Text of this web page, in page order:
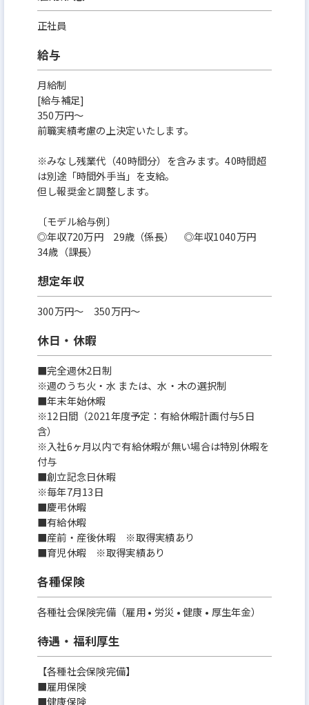
正社員
給与
月給制
[給与補足]
350万円～
前職実績考慮の上決定いたします。
※みなし残業代（40時間分）を含みます。40時間超
は別途「時間外手当」を支給。
但し報奨金と調整します。
〔モデル給与例〕
◎年収720万円 29歳（係長） ◎年収1040万円
34歳（課長）
想定年収
300万円〜 350万円～
休日・休暇
■完全週休2日制
※週のうち火・水 または、水・木の選択制
■年末年始休暇
※12日間（2021年度予定：有給休暇計画付与5日
含）
※入社6ヶ月以内で有給休暇が無い場合は特別休暇を
付与
■創立記念日休暇
※毎年7月13日
■慶弔休暇
■有給休暇
■産前・産後休暇 ※取得実績あり
■育児休暇 ※取得実績あり
各種保険
各種社会保険完備（雇用 • 労災 • 健康 • 厚生年金）
待遇・福利厚生
【各種社会保険完備】
■雇用保険
■健康保険